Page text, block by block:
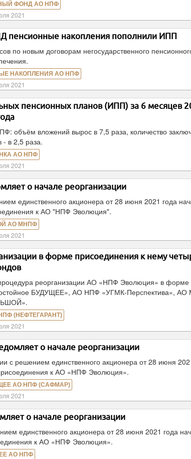
ФОНД АО НПФ
2021
накопления пополнили ИПП
по новым договорам негосударственного
НАКОПЛЕНИЯ АО НПФ
2021
пенсионных планов (ИПП) за 6 месяцев
объём вложений вырос в 7,5 раза, количество
- в 2,5 раза.
АО НПФ
2021
о начале реорганизации
единственного акционера от 28 июня 2021 года
к АО "НПФ Эволюция".
АО МНПФ
2021
в форме присоединения к нему
реорганизации АО «НПФ Эволюция» в форме
БУДУЩЕЕ», АО НПФ «УГМК-Перспектива»,
(НЕФТЕГАРАНТ)
2021
о начале реорганизации
решением единственного акционера от 28 июня
к АО «НПФ Эволюция».
АО НПФ (САФМАР)
2021
о начале реорганизации
единственного акционера от 28 июня 2021 года
к АО «НПФ Эволюция».
АО НПФ